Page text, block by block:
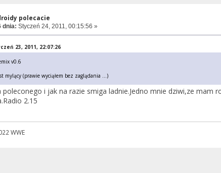
polecacie
dnia: Styczeń 24, 2011, 00:15:56 »
23, 2011, 22:07:26
v0.6
mylący (prawie wyciąłem bez zaglądania ...)
poleconego i jak na razie smiga ladnie.Jedno mnie dziwi,ze mam
2.15
WWE